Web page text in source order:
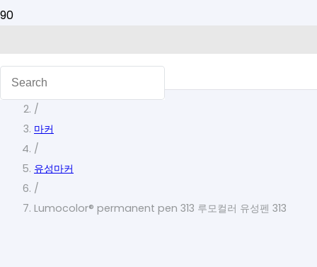
홈
/
마커
/
유성마커
/
Lumocolor® permanent pen 313 루모컬러 유성펜 313